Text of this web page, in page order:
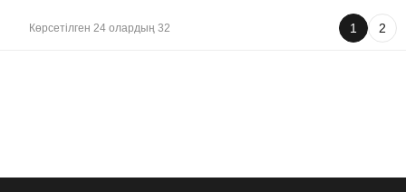
Көрсетілген 24 олардың 32 1 2